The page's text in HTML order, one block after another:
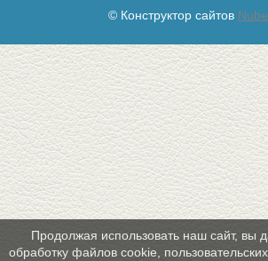
© Конструктор сайтов
Продолжая использовать наш сайт, вы
обработку файлов cookie,